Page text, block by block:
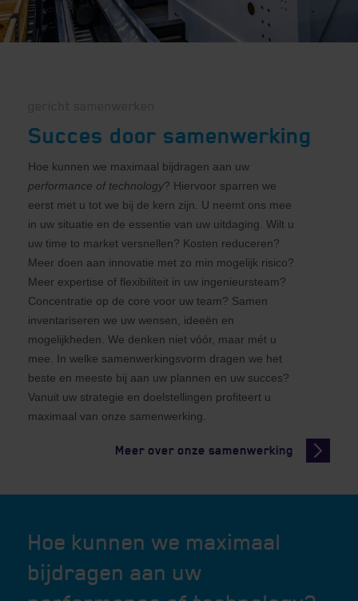
Succes door samenwerking
Hoe kunnen we maximaal bijdragen aan uw
performance of technology? Hiervoor sparren we
eerst met u tot we bij de kern zijn. U neemt ons mee
in uw situatie en de essentie van uw uitdaging. Wilt u
uw time to market versnellen? Kosten reduceren?
Meer doen aan innovatie met zo min mogelijk risico?
Meer expertise of flexibiliteit in uw ingenieursteam?
Concentratie op de core voor uw team? Samen
inventariseren we uw wensen, ideeën en
mogelijkheden. We denken niet vóór, maar mét u
mee. In welke samenwerkingsvorm dragen we het
beste en meeste bij aan uw plannen en uw succes?
Vanuit uw strategie en doelstellingen profiteert u
maximaal van onze samenwerking.
Meer over onze samenwerking
Hoe kunnen we maximaal
bijdragen aan uw